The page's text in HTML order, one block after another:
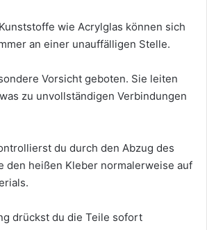
wie Acrylglas können sich
an einer unauffälligen Stelle.
Vorsicht geboten. Sie leiten
zu unvollständigen Verbindungen
du durch den Abzug des
den heißen Kleber normalerweise auf
drückst du die Teile sofort